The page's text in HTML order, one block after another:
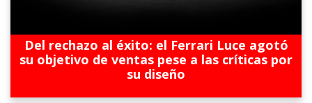
Del rechazo al éxito: el Ferrari Luce agotó
su objetivo de ventas pese a las críticas por
su diseño